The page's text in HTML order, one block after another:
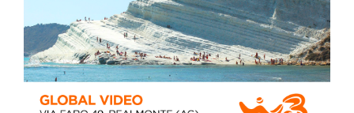
📅 ESTATE MEDITERRANEA 2026 – COMUNE DI
SICULIANA
July 24, 2026
Siculiana, concerto del 1° Maggio 2026 in
Campagna